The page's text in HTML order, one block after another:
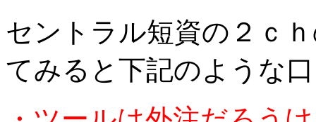
セントラル短資の２ｃ
てみると下記のような